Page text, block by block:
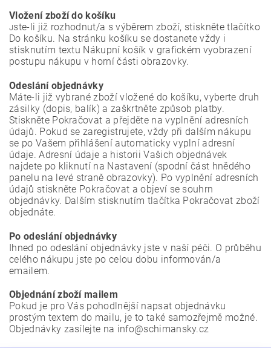
Vložení zboží do košíku
Jste-li již rozhodnut/a s výběrem zboží, stiskněte tlačítko
Do košíku. Na stránku košíku se dostanete vždy i
stisknutím textu Nákupní košík v grafickém vyobrazení
postupu nákupu v horní části obrazovky.
Odeslání objednávky
Máte-li již vybrané zboží vložené do košíku, vyberte druh
zásilky (dopis, balík) a zaškrtněte způsob platby.
Stiskněte Pokračovat a přejděte na vyplnění adresních
údajů. Pokud se zaregistrujete, vždy při dalším nákupu
se po Vašem přihlášení automaticky vyplní adresní
údaje. Adresní údaje a historii Vašich objednávek
najdete po kliknutí na Nastavení (spodní část hnědého
panelu na levé straně obrazovky). Po vyplnění adresních
údajů stiskněte Pokračovat a objeví se souhrn
objednávky. Dalším stisknutím tlačítka Pokračovat zboží
objednáte.
Po odeslání objednávky
Ihned po odeslání objednávky jste v naší péči. O průběhu
celého nákupu jste po celou dobu informován/a
emailem.
Objednání zboží mailem
Pokud je pro Vás pohodlnější napsat objednávku
prostým textem do mailu, je to také samozřejmě možné.
Objednávky zasílejte na info@schimansky.cz